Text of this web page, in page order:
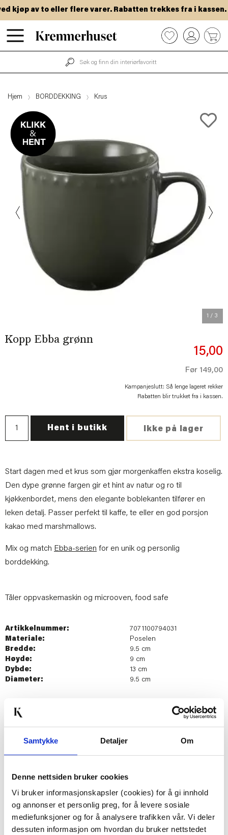
Samtykke Detaljer Om
Denne nettsiden bruker cookies
Vi bruker informasjonskapsler (cookies) for å gi innhold
og annonser et personlig preg, for å levere sosiale
mediefunksjoner og for å analysere trafikken vår. Vi deler
dessuten informasjon om hvordan du bruker nettstedet
Hopp
til
kjøp av to eller flere varer. Rabatten trekkes fra i kassen.
0
Hjem BORDDEKKING Krus
1 / 3
Previous
Kopp Ebba grønn
15,00
Før 149,00
Kampanjeslutt: Så lenge lageret rekker
Rabatten blir trukket fra i kassen.
Ikke på lager
Hent i butikk
Start dagen med et krus som gjør morgenkaffen ekstra koselig.
Den dype grønne fargen gir et hint av natur og ro til
kjøkkenbordet, mens den elegante boblekanten tilfører en
leken detalj. Passer perfekt til kaffe, te eller en god porsjon
kakao med marshmallows.
Mix og match Ebba-serien for en unik og personlig
borddekking.
Tåler oppvaskemaskin og microoven, food safe
Artikkelnummer:
7071100794031
Materiale:
Poselen
Bredde:
9.5 cm
Høyde:
9 cm
Dybde:
13 cm
Diameter:
9.5 cm
Last ned bilde
Passer med